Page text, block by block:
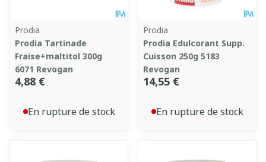
Prodia
Prodia Tartinade
Fraise+maltitol 300g
6071 Revogan
4,88 €
En rupture de stock
Prodia
Prodia Edulcorant Supp.
Cuisson 250g 5183
Revogan
14,55 €
En rupture de stock